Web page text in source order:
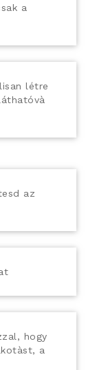
a
létre
az
hogy
a